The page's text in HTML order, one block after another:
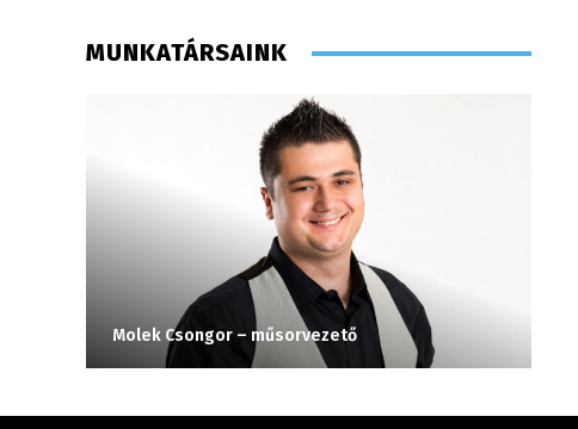
MUNKATÁRSAINK
Molek Csongor – műsorvezető